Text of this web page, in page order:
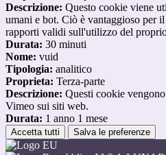
Descrizione: Questo cookie viene
umani e bot. Ciò è vantaggioso per
rapporti validi sull'utilizzo del
Durata: 30 minuti
Nome: vuid
Tipologia: analitico
Proprieta: Terza-parte
Descrizione: Questi cookie
Vimeo sui siti web.
Durata: 1 anno 1 mese
Accetta tutti Salva le preferenze